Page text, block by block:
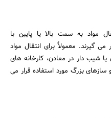
مواد به سمت بالا یا پایین با
می گیرند. معمولاً برای انتقال مواد
شیب دار در معادن، کارخانه های
بزرگ مورد استفاده قرار می